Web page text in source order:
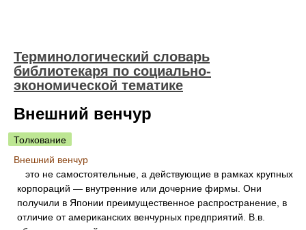
Терминологический словарь
библиотекаря по социально-
экономической тематике
Внешний венчур
Толкование
Внешний венчур
это не самостоятельные, а действующие в рамках крупных
корпораций — внутренние или дочерние фирмы. Они
получили в Японии преимущественное распространение, в
отличие от американских венчурных предприятий. В.в.